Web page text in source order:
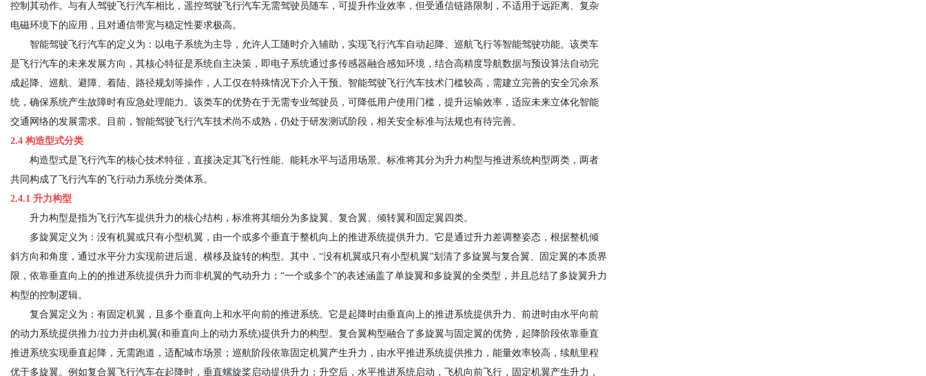
控制其动作。与有人驾驶飞行汽车相比，遥控驾驶飞行汽车无需驾驶员随车，可提升作业效率，但受通信链路限制，不适用于远距离、复杂
电磁环境下的应用，且对通信带宽与稳定性要求极高。
智能驾驶飞行汽车的定义为：以电子系统为主导，允许人工随时介入辅助，实现飞行汽车自动起降、巡航飞行等智能驾驶功能。该类车
是飞行汽车的未来发展方向，其核心特征是系统自主决策，即电子系统通过多传感器融合感知环境，结合高精度导航数据与预设算法自动完
成起降、巡航、避障、着陆、路径规划等操作，人工仅在特殊情况下介入干预。智能驾驶飞行汽车技术门槛较高，需建立完善的安全冗余系
统，确保系统产生故障时有应急处理能力。该类车的优势在于无需专业驾驶员，可降低用户使用门槛，提升运输效率，适应未来立体化智能
交通网络的发展需求。目前，智能驾驶飞行汽车技术尚不成熟，仍处于研发测试阶段，相关安全标准与法规也有待完善。
2.4 构造型式分类
构造型式是飞行汽车的核心技术特征，直接决定其飞行性能、能耗水平与适用场景。标准将其分为升力构型与推进系统构型两类，两者
共同构成了飞行汽车的飞行动力系统分类体系。
2.4.1 升力构型
升力构型是指为飞行汽车提供升力的核心结构，标准将其细分为多旋翼、复合翼、倾转翼和固定翼四类。
多旋翼定义为：没有机翼或只有小型机翼，由一个或多个垂直于整机向上的推进系统提供升力。它是通过升力差调整姿态，根据整机倾
斜方向和角度，通过水平分力实现前进后退、横移及旋转的构型。其中，“没有机翼或只有小型机翼”划清了多旋翼与复合翼、固定翼的本质界
限，依靠垂直向上的的推进系统提供升力而非机翼的气动升力；“一个或多个”的表述涵盖了单旋翼和多旋翼的全类型，并且总结了多旋翼升力
构型的控制逻辑。
复合翼定义为：有固定机翼，且多个垂直向上和水平向前的推进系统。它是起降时由垂直向上的推进系统提供升力、前进时由水平向前
的动力系统提供推力/拉力并由机翼(和垂直向上的动力系统)提供升力的构型。复合翼构型融合了多旋翼与固定翼的优势，起降阶段依靠垂直
推进系统实现垂直起降，无需跑道，适配城市场景；巡航阶段依靠固定机翼产生升力，由水平推进系统提供推力，能量效率较高，续航里程
优于多旋翼。例如复合翼飞行汽车在起降时，垂直螺旋桨启动提供升力；升空后，水平推进系统启动，飞机向前飞行，固定机翼产生升力，